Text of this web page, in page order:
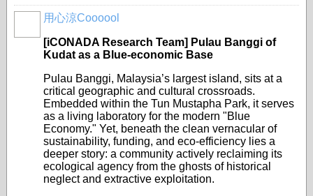
用心涼Coooool
[iCONADA Research Team] Pulau Banggi of
Kudat as a Blue-economic Base
Pulau Banggi, Malaysia’s largest island, sits at a
critical geographic and cultural crossroads.
Embedded within the Tun Mustapha Park, it serves
as a living laboratory for the modern "Blue
Economy." Yet, beneath the clean vernacular of
sustainability, funding, and eco-efficiency lies a
deeper story: a community actively reclaiming its
ecological agency from the ghosts of historical
neglect and extractive exploitation.